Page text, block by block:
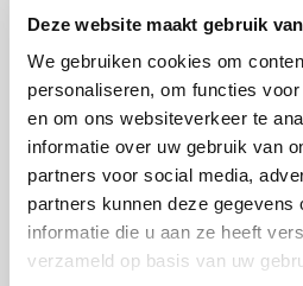
Deze website maakt gebruik
We gebruiken cookies om
personaliseren, om functies
en om ons websiteverkeer te
informatie over uw gebruik van
partners voor social media,
partners kunnen deze gegevens
informatie die u aan ze heeft
verzameld op basis van uw
(NPaV) verzorgt een door
Psychoanalytical
opleiding tot
volwassenen en kinderen /
deze opleiding is het
verrichten van zowel
van psychotherapie “on
Tot de opleiding kunnen